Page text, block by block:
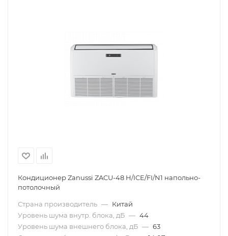
Кондиционер Zanussi ZACU-48 H/ICE/FI/N1 напольно-
потолочный
Страна производитель — Китай
Уровень шума внутр. блока, дБ — 44
Уровень шума внешнего блока, дБ — 63